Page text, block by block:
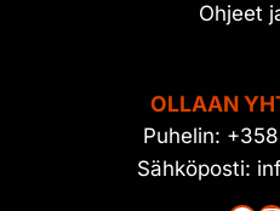
Ohjeet
OLLAAN
Puhelin:
Sähköposti: